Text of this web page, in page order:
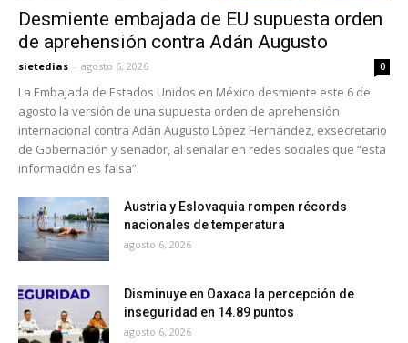
Desmiente embajada de EU supuesta orden
de aprehensión contra Adán Augusto
sietedias - agosto 6, 2026 0
La Embajada de Estados Unidos en México desmiente este 6 de
agosto la versión de una supuesta orden de aprehensión
internacional contra Adán Augusto López Hernández, exsecretario
de Gobernación y senador, al señalar en redes sociales que “esta
información es falsa”.
Austria y Eslovaquia rompen récords
nacionales de temperatura
agosto 6, 2026
Disminuye en Oaxaca la percepción de
inseguridad en 14.89 puntos
agosto 6, 2026